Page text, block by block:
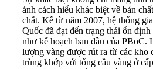
ánh cách hiểu khác biệt về bản
chất. Kể từ năm 2007, hệ thống
Quốc đã đạt đến trạng thái ổn
như kế hoạch ban đầu của PBoC.
lượng vàng được rút ra từ các kho
trùng khớp với tổng cầu vàng ở